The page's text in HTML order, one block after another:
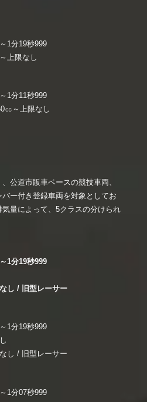
1分19秒999
上限なし
1分11秒999
㏄～上限なし
公道市販車ベースの競技車両、
ー付き登録車両を対象としてお
量によって、5クラスの分けられ
1分19秒999
し / 旧型レーサー
1分19秒999
し / 旧型レーサー
1分07秒999